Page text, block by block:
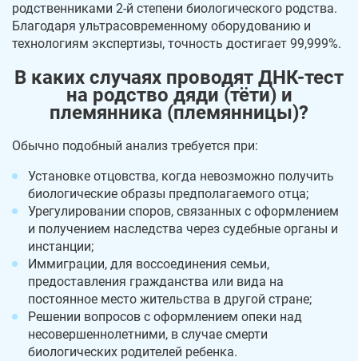
родственниками 2-й степени биологического родства.
Благодаря ультрасовременному оборудованию и
технологиям экспертизы, точность достигает 99,999%.
В каких случаях проводят ДНК-тест
на родство дяди (тёти) и
племянника (племянницы)?
Обычно подобный анализ требуется при:
Установке отцовства, когда невозможно получить
биологические образы предполагаемого отца;
Урегулировании споров, связанных с оформлением
и получением наследства через судебные органы и
инстанции;
Иммиграции, для воссоединения семьи,
предоставления гражданства или вида на
постоянное место жительства в другой стране;
Решении вопросов с оформлением опеки над
несовершеннолетними, в случае смерти
биологических родителей ребенка.